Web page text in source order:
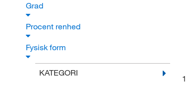
Grad
Procent renhed
Fysisk form
KATEGORI
1